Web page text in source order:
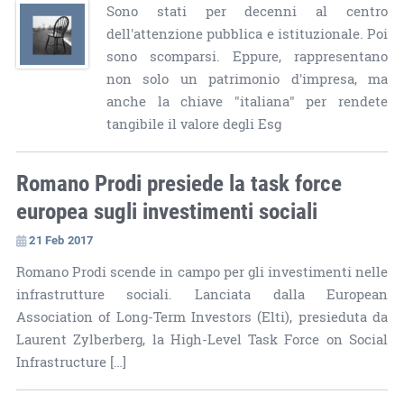
Sono stati per decenni al centro
dell'attenzione pubblica e istituzionale. Poi
sono scomparsi. Eppure, rappresentano
non solo un patrimonio d'impresa, ma
anche la chiave "italiana" per rendete
tangibile il valore degli Esg
Romano Prodi presiede la task force
europea sugli investimenti sociali
21 Feb 2017
Romano Prodi scende in campo per gli investimenti nelle
infrastrutture sociali. Lanciata dalla European
Association of Long-Term Investors (Elti), presieduta da
Laurent Zylberberg, la High-Level Task Force on Social
Infrastructure […]